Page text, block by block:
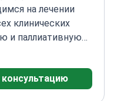
на лечении
клинических
и паллиативную
образование в
в Больнице